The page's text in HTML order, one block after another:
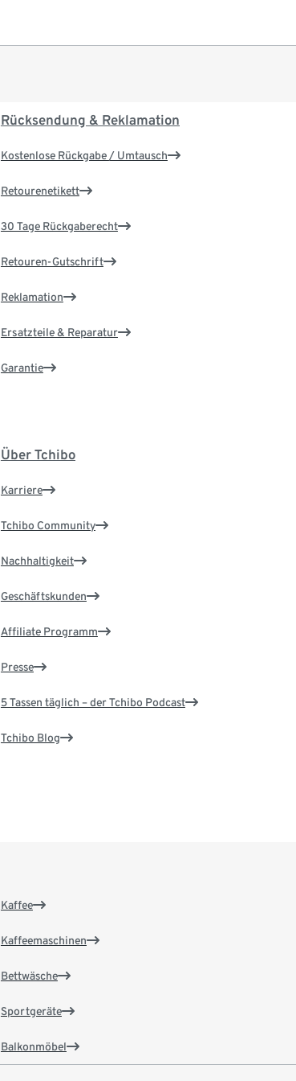
Rücksendung & Reklamation
Kostenlose Rückgabe / Umtausch
Retourenetikett
30 Tage Rückgaberecht
Retouren-Gutschrift
Reklamation
Ersatzteile & Reparatur
Garantie
Über Tchibo
Karriere
Tchibo Community
Nachhaltigkeit
Geschäftskunden
Affiliate Programm
Presse
5 Tassen täglich – der Tchibo Podcast
Tchibo Blog
Kaffee
Kaffeemaschinen
Bettwäsche
Sportgeräte
Balkonmöbel